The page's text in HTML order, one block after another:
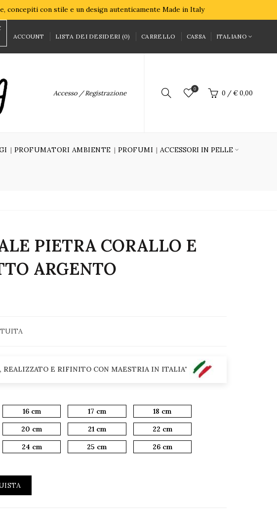
con stile e un design autenticamente Made in Italy
ACCOUNT LISTA DEI DESIDERI (0) CARRELLO CASSA ITALIANO
Accesso / Registrazione 0 0 / € 0,00
PROFUMATORI AMBIENTE PROFUMI ACCESSORI IN PELLE
PIETRA CORALLO E
ARGENTO
REALIZZATO E RIFINITO CON MAESTRIA IN ITALIA"
16 cm 17 cm
18 cm
20 cm 21 cm
22 cm
24 cm 25 cm 26 cm